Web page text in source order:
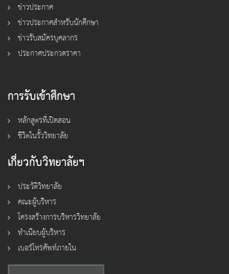
ข่าวประกาศ
ข่าวประกาศสำหรับนักศึกษา
ข่าวรับสมัครบุคลากร
ประกาศประกวดราคา
การรับเข้าศึกษา
หลักสูตรที่เปิดสอน
ชีวิตในรั้ววิทยาลัย
เกี่ยวกับวิทยาลัยฯ
ประวัติวิทยาลัย
คณะผู้บริหาร
โครงสร้างการบริหารวิทยาลัย
ทำเนียบผู้บริหาร
เบอร์โทรศัพท์ภายใน